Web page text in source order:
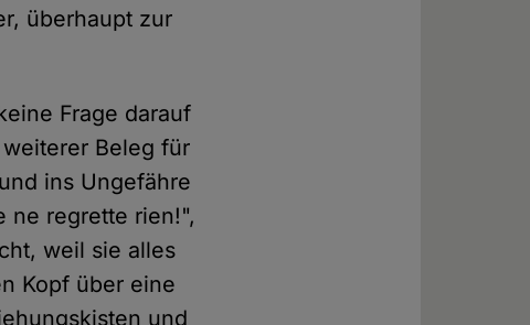
überhaupt zur
Frage darauf
Beleg für
ins Ungefähre
ne regrette rien!",
weil sie alles
Kopf über eine
und